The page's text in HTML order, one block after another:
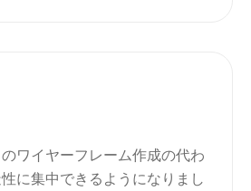
ワイヤーフレーム作成の代わ
に集中できるようになりまし